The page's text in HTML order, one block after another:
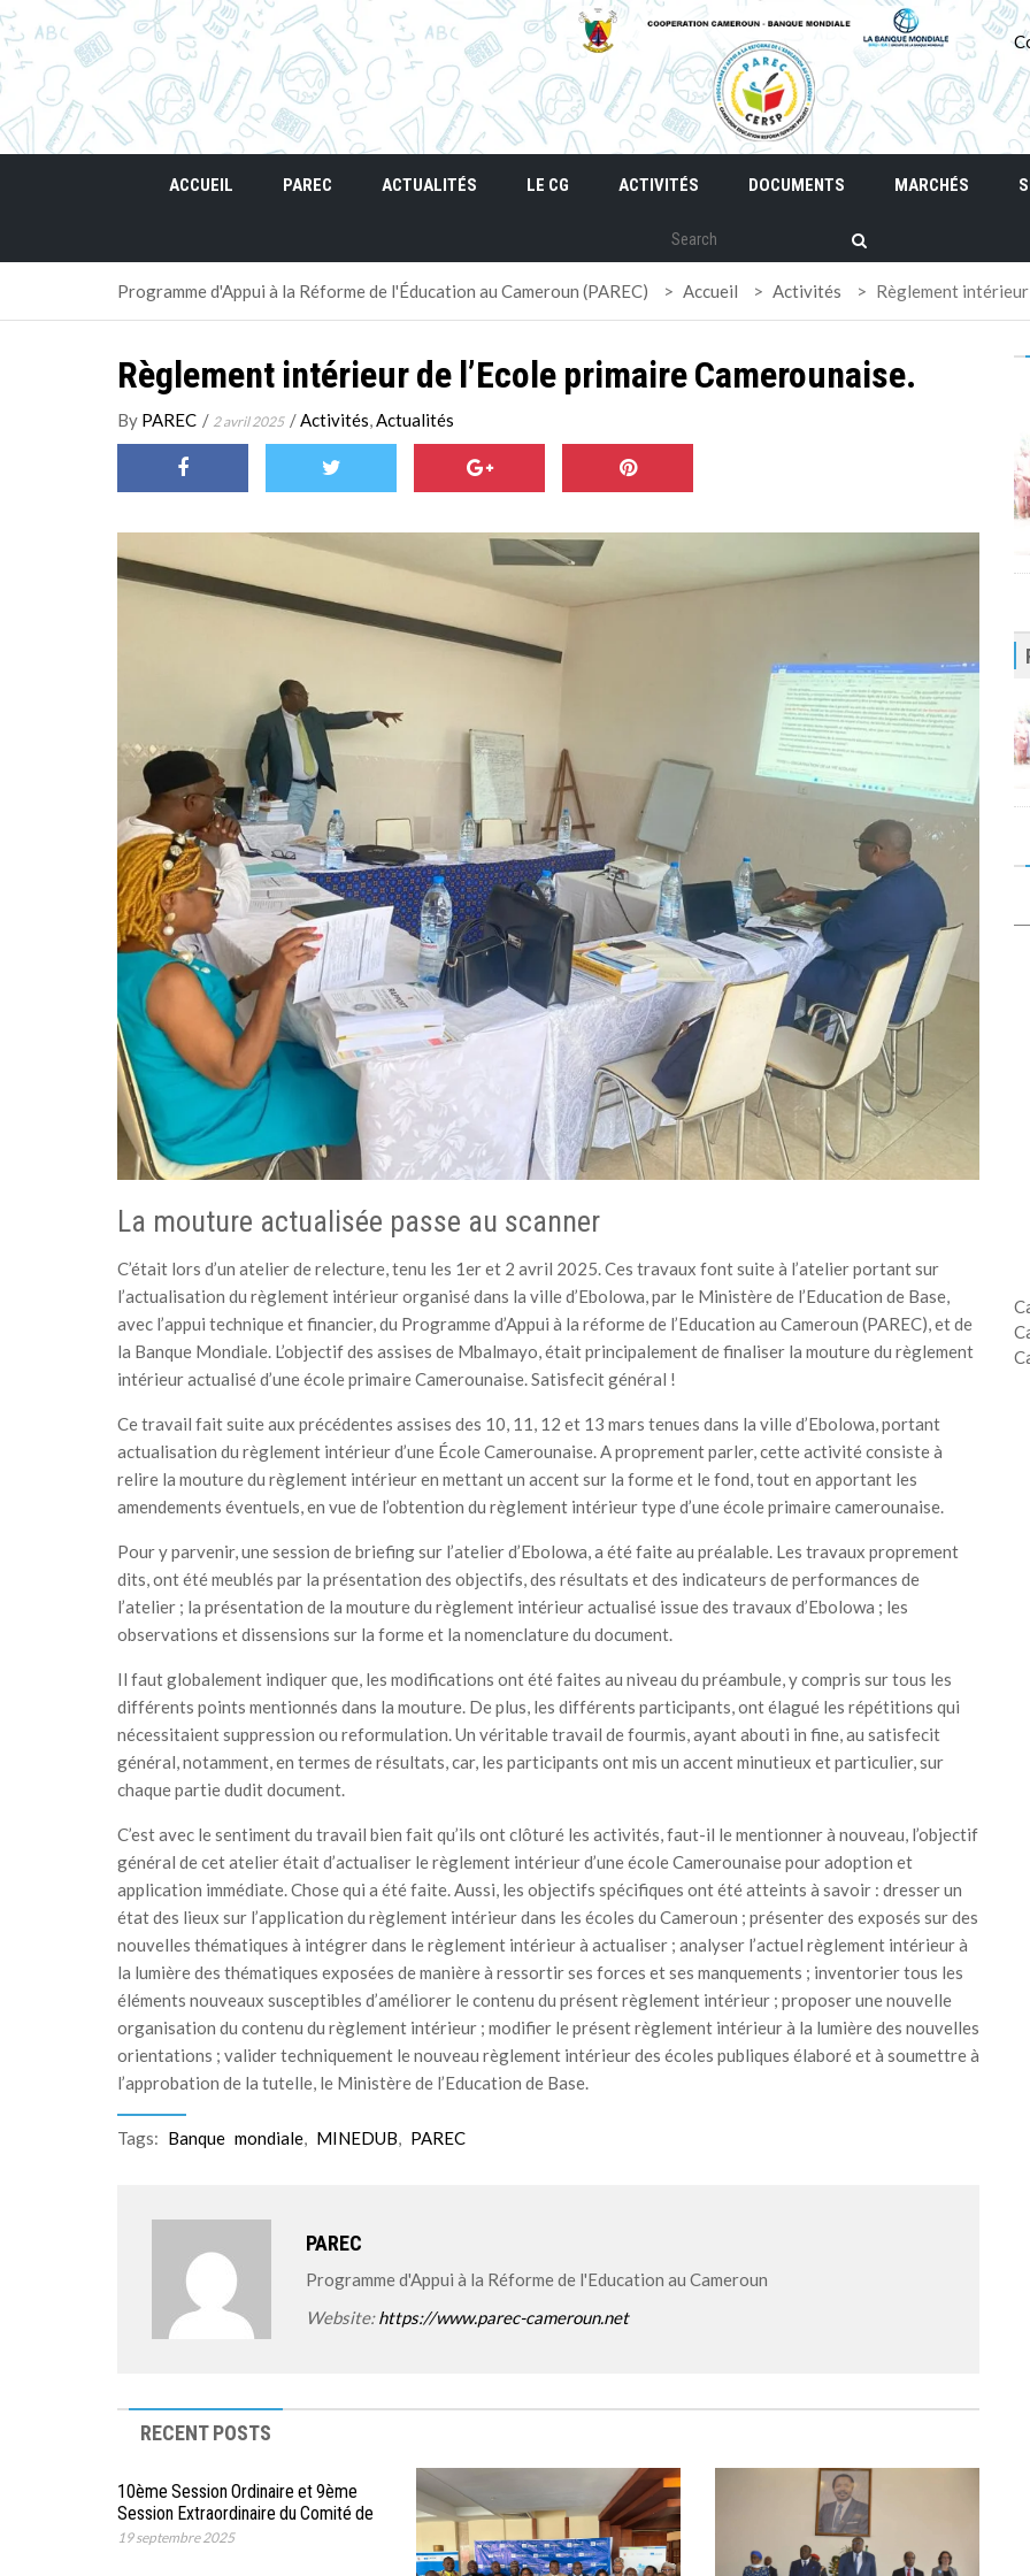
ACCUEIL PAREC ACTUALITÉS LE CG ACTIVITÉS DOCUMENTS MARCHÉS
Programme d'Appui à la Réforme de l'Éducation au Cameroun (PAREC) > Accueil > Activités > Règlement intérieur
Règlement intérieur de l’Ecole primaire Camerounaise.
By PAREC / 2 avril 2025 /Activités,Actualités
La mouture actualisée passe au scanner
C’était lors d’un atelier de relecture, tenu les 1er et 2 avril 2025. Ces travaux font suite à l’atelier portant sur
l’actualisation du règlement intérieur organisé dans la ville d’Ebolowa, par le Ministère de l’Education de Base,
avec l’appui technique et financier, du Programme d’Appui à la réforme de l’Education au Cameroun (PAREC), et de
la Banque Mondiale. L’objectif des assises de Mbalmayo, était principalement de finaliser la mouture du règlement
intérieur actualisé d’une école primaire Camerounaise. Satisfecit général !
Ce travail fait suite aux précédentes assises des 10, 11, 12 et 13 mars tenues dans la ville d’Ebolowa, portant
actualisation du règlement intérieur d’une École Camerounaise. A proprement parler, cette activité consiste à
relire la mouture du règlement intérieur en mettant un accent sur la forme et le fond, tout en apportant les
amendements éventuels, en vue de l’obtention du règlement intérieur type d’une école primaire camerounaise.
Pour y parvenir, une session de briefing sur l’atelier d’Ebolowa, a été faite au préalable. Les travaux proprement
dits, ont été meublés par la présentation des objectifs, des résultats et des indicateurs de performances de
l’atelier ; la présentation de la mouture du règlement intérieur actualisé issue des travaux d’Ebolowa ; les
observations et dissensions sur la forme et la nomenclature du document.
Il faut globalement indiquer que, les modifications ont été faites au niveau du préambule, y compris sur tous les
différents points mentionnés dans la mouture. De plus, les différents participants, ont élagué les répétitions qui
nécessitaient suppression ou reformulation. Un véritable travail de fourmis, ayant abouti in fine, au satisfecit
général, notamment, en termes de résultats, car, les participants ont mis un accent minutieux et particulier, sur
chaque partie dudit document.
C’est avec le sentiment du travail bien fait qu’ils ont clôturé les activités, faut-il le mentionner à nouveau, l’objectif
général de cet atelier était d’actualiser le règlement intérieur d’une école Camerounaise pour adoption et
application immédiate. Chose qui a été faite. Aussi, les objectifs spécifiques ont été atteints à savoir : dresser un
état des lieux sur l’application du règlement intérieur dans les écoles du Cameroun ; présenter des exposés sur des
nouvelles thématiques à intégrer dans le règlement intérieur à actualiser ; analyser l’actuel règlement intérieur à
la lumière des thématiques exposées de manière à ressortir ses forces et ses manquements ; inventorier tous les
éléments nouveaux susceptibles d’améliorer le contenu du présent règlement intérieur ; proposer une nouvelle
organisation du contenu du règlement intérieur ; modifier le présent règlement intérieur à la lumière des nouvelles
orientations ; valider techniquement le nouveau règlement intérieur des écoles publiques élaboré et à soumettre à
l’approbation de la tutelle, le Ministère de l’Education de Base.
Tags: Banque mondiale, MINEDUB, PAREC
PAREC
Programme d'Appui à la Réforme de l'Education au Cameroun
Website:https://www.parec-cameroun.net
RECENT POSTS
10ème Session Ordinaire et 9ème
Session Extraordinaire du Comité de
Pilotage du PAREC
19 septembre 2025